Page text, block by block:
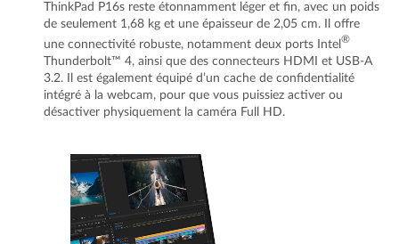
ThinkPad P16s reste étonnamment léger et fin, avec un poids
de seulement 1,68 kg et une épaisseur de 2,05 cm. Il offre
une connectivité robuste, notamment deux ports Intel®
Thunderbolt™ 4, ainsi que des connecteurs HDMI et USB-A
3.2. Il est également équipé d’un cache de confidentialité
intégré à la webcam, pour que vous puissiez activer ou
désactiver physiquement la caméra Full HD.